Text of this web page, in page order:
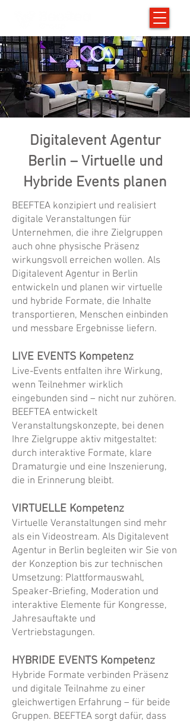
Digitalevent Agentur
Berlin – Virtuelle und
Hybride Events planen
BEEFTEA konzipiert und realisiert
digitale Veranstaltungen für
Unternehmen, die ihre Zielgruppen
auch ohne physische Präsenz
wirkungsvoll erreichen wollen. Als
Digitalevent Agentur in Berlin
entwickeln und planen wir virtuelle
und hybride Formate, die Inhalte
transportieren, Menschen einbinden
und messbare Ergebnisse liefern.
LIVE EVENTS Kompetenz
Live-Events entfalten ihre Wirkung,
wenn Teilnehmer wirklich
eingebunden sind – nicht nur zuhören.
BEEFTEA entwickelt
Veranstaltungskonzepte, bei denen
Ihre Zielgruppe aktiv mitgestaltet:
durch interaktive Formate, klare
Dramaturgie und eine Inszenierung,
die in Erinnerung bleibt.
VIRTUELLE Kompetenz
Virtuelle Veranstaltungen sind mehr
als ein Videostream. Als Digitalevent
Agentur in Berlin begleiten wir Sie von
der Konzeption bis zur technischen
Umsetzung: Plattformauswahl,
Speaker-Briefing, Moderation und
interaktive Elemente für Kongresse,
Jahresauftakte und
Vertriebstagungen.
HYBRIDE EVENTS Kompetenz
Hybride Formate verbinden Präsenz
und digitale Teilnahme zu einer
gleichwertigen Erfahrung – für beide
Gruppen. BEEFTEA sorgt dafür, dass